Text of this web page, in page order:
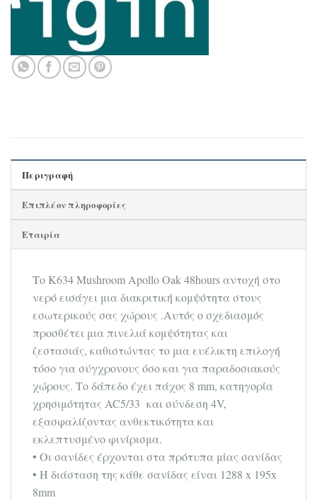
Περιγραφή
Επιπλέον πληροφορίες
Εταιρία
Το K634 Mushroom Apollo Oak 48hours αντοχή στο
νερό εισάγει μια διακριτική κομψότητα στους
εσωτερικούς σας χώρους .Αυτός ο σχεδιασμός
προσθέτει μια πινελιά κομψότητας και
ζεστασιάς, καθιστώντας το μια ευέλικτη επιλογή
τόσο για σύγχρονους όσο και για παραδοσιακούς
χώρους. Το δάπεδο έχει πάχος 8 mm, κατηγορία
χρησιμότητας AC5/33 και σύνδεση 4V,
εξασφαλίζοντας ανθεκτικότητα και
εκλεπτυσμένο φινίρισμα.
• Οι σανίδες έρχονται στα πρότυπα μίας σανίδας
• Η διάσταση της κάθε σανίδας είναι 1288 x 195x
8mm